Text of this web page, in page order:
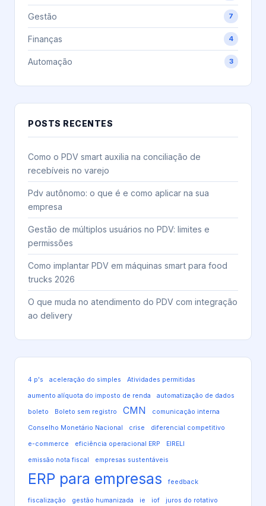
Gestão 7
Finanças 4
Automação 3
POSTS RECENTES
Como o PDV smart auxilia na conciliação de
recebíveis no varejo
Pdv autônomo: o que é e como aplicar na sua
empresa
Gestão de múltiplos usuários no PDV: limites e
permissões
Como implantar PDV em máquinas smart para food
trucks 2026
O que muda no atendimento do PDV com integração
ao delivery
4 p's aceleração do simples Atividades permitidas
aumento alíquota do imposto de renda automatização de dados
boleto Boleto sem registro CMN comunicação interna
Conselho Monetário Nacional crise diferencial competitivo
e-commerce eficiência operacional ERP EIRELI
emissão nota fiscal empresas sustentáveis
ERP para empresas feedback
fiscalização gestão humanizada ie iof juros do rotativo